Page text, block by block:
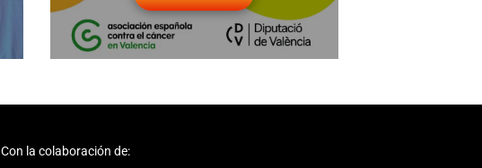
Con la colaboración de: